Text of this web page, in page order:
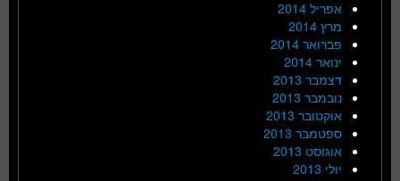
אפריל 2014
מרץ 2014
פברואר 2014
ינואר 2014
דצמבר 2013
נובמבר 2013
אוקטובר 2013
ספטמבר 2013
אוגוסט 2013
יולי 2013